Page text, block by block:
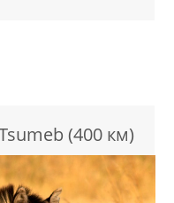
(400 км)